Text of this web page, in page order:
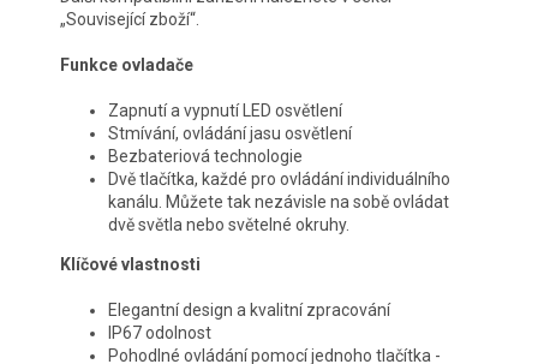
„Související zboží“.
Funkce ovladače
Zapnutí a vypnutí LED osvětlení
Stmívání, ovládání jasu osvětlení
Bezbateriová technologie
Dvě tlačítka, každé pro ovládání individuálního
kanálu. Můžete tak nezávisle na sobě ovládat
dvě světla nebo světelné okruhy.
Klíčové vlastnosti
Elegantní design a kvalitní zpracování
IP67 odolnost
Pohodlné ovládání pomocí jednoho tlačítka -